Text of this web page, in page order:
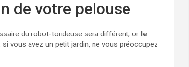
de votre pelouse
du robot-tondeuse sera différent, or le
si vous avez un petit jardin, ne vous préoccupez